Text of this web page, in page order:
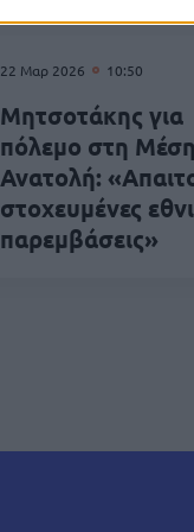
22 Μαρ 2026 10:50
Μητσοτάκης για
πόλεμο στη Μέση
Ανατολή:
στοχευμένες
παρεμβάσεις»